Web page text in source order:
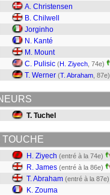
A. Christensen
B. Chilwell
Jorginho
N. Kanté
M. Mount
C. Pulisic (H. Ziyech , 74e)
T. Werner (T. Abraham , 87e)
T. Tuchel
TOUCHE
H. Ziyech (entré à la 74e)
R. James (entré à la 86e)
T. Abraham (entré à la 87e)
K. Zouma